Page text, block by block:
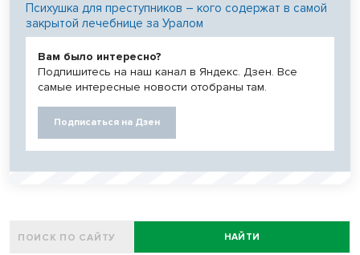
Психушка для преступников – кого содержат в самой
закрытой лечебнице за Уралом
Вам было интересно?
Подпишитесь на наш канал в Яндекс. Дзен. Все
самые интересные новости отобраны там.
Подписаться на Дзен
НАЙТИ